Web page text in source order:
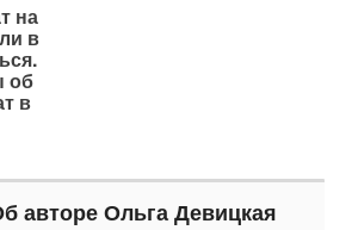
на
в
об
в
авторе Ольга Девицкая